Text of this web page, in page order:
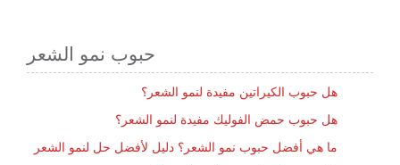
حبوب نمو الشعر
هل حبوب الكيراتين مفيدة لنمو الشعر؟
هل حبوب حمض الفوليك مفيدة لنمو الشعر؟
ما هي أفضل حبوب نمو الشعر؟ دليل لأفضل حل لنمو الشعر